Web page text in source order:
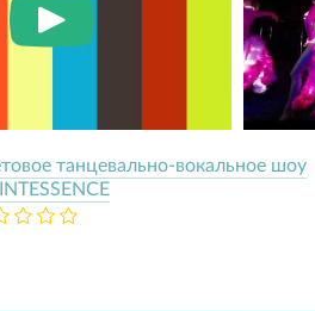
танцевально-вокальное шоу